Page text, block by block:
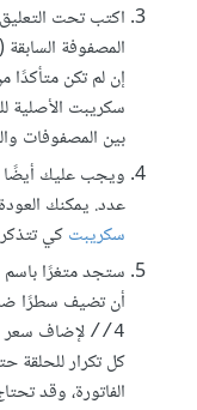
اكتب تحت التعليق
المصفوفة
إن لم تكن متأكدًا
سكريبت اﻷصلية
بين المصفوفات
ويجب عليك أيضًا
عدد. يمكنك
سكريبتكي تتذكر
ستجد متغرًا باسم
أن تضيف سطرًا
4//
ﻹضاف سعر
كل تكرار للحلقة
الفاتورة، وقد